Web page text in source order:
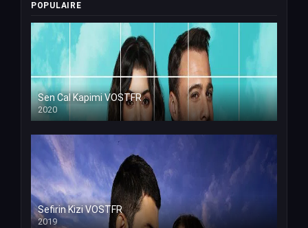
POPULAIRE
Sen Cal Kapimi VOSTFR
2020
Sefirin Kizi VOSTFR
2019